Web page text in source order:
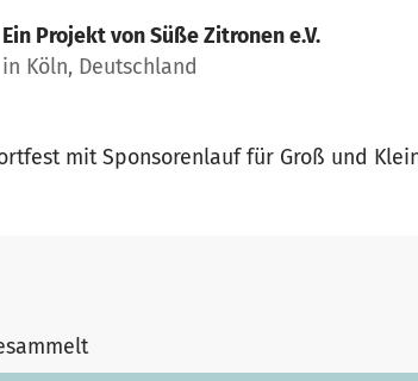
Ein Projekt vonSüße Zitronen e.V.
in Köln, Deutschland
mit Sponsorenlauf für Groß und